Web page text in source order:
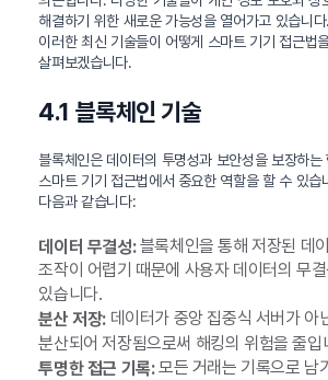
해결하기 위한 새로운 가능성을 열어가고 있습니
이러한 최신 기술들이 어떻게 스마트 기기 접근법
살펴보겠습니다.
4.1 블록체인 기술
블록체인은 데이터의 투명성과 보안성을 보장하는
스마트 기기 접근법에서 중요한 역할을 할 수 있습
다음과 같습니다:
데이터 무결성:블록체인을 통해 저장된 데
조작이 어렵기 때문에 사용자 데이터의 무
있습니다.
분산 저장:데이터가 중앙 집중식 서버가 아
분산되어 저장됨으로써 해킹의 위험을 줄입
투명한 접근 기록:모든 거래는 기록으로 남